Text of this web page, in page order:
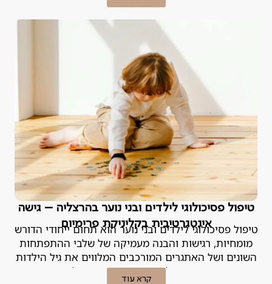
טיפול פסיכולוגי לילדים ובני נוער בהרצליה – גישה
אינטגרטיבית בקליניקת פרימיום
טיפול פסיכולוגי לילדים ובני נוער הוא תחום ייחודי הדורש
מומחיות, רגישות והבנה מעמיקה של שלבי ההתפתחות
השונים ושל האתגרים המורכבים המלווים את גיל הילדות
וההתבגרות. הפסיכולוגית האחראית במנטליקס מסבירה.
קרא עוד